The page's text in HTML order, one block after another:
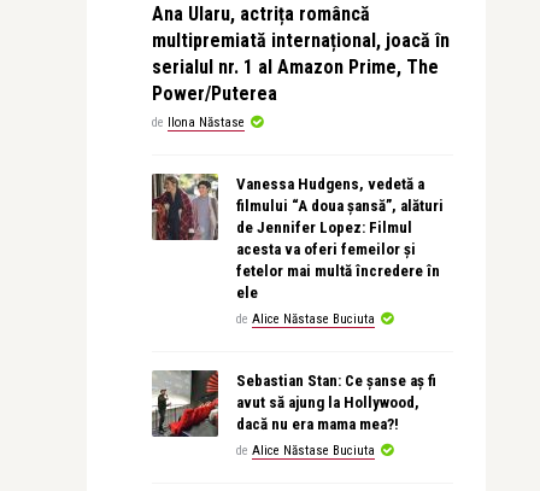
Ana Ularu, actrița româncă
multipremiată internațional, joacă în
serialul nr. 1 al Amazon Prime, The
Power/Puterea
de Ilona Năstase
Vanessa Hudgens, vedetă a
filmului “A doua șansă”, alături
de Jennifer Lopez: Filmul
acesta va oferi femeilor și
fetelor mai multă încredere în
ele
de Alice Năstase Buciuta
Sebastian Stan: Ce șanse aș fi
avut să ajung la Hollywood,
dacă nu era mama mea?!
de Alice Năstase Buciuta